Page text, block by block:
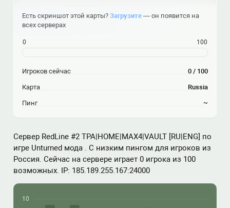
Сервер RedLine #2 TPA|HOME|MAX4|VAULT [RU|ENG] по
игре Unturned мода . С низким пингом для игроков из
Россия. Сейчас на сервере играет 0 игрока из 100
возможных. IP: 185.189.255.167:24000
Есть скриншот этой карты? Загрузите — он появится на
всех серверах
0 100
Игроков сейчас 0 / 100
Карта Russia
Пинг ~